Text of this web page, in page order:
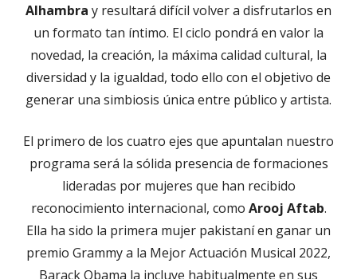
Alhambra y resultará difícil volver a disfrutarlos en
un formato tan íntimo. El ciclo pondrá en valor la
novedad, la creación, la máxima calidad cultural, la
diversidad y la igualdad, todo ello con el objetivo de
generar una simbiosis única entre público y artista.
El primero de los cuatro ejes que apuntalan nuestro
programa será la sólida presencia de formaciones
lideradas por mujeres que han recibido
reconocimiento internacional, como Arooj Aftab.
Ella ha sido la primera mujer pakistaní en ganar un
premio Grammy a la Mejor Actuación Musical 2022,
Barack Obama la incluye habitualmente en sus